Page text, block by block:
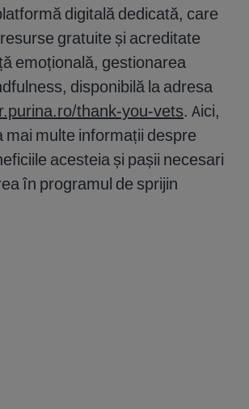
digitală dedicată, care
gratuite și acreditate
emoțională, gestionarea
disponibilă la adresa
thank-you-vets. Aici,
mai multe informații despre
acesteia și pașii necesari
în programul de sprijin